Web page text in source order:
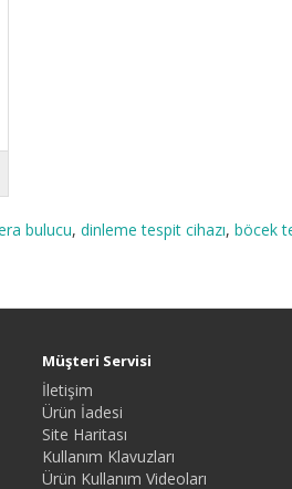
bulucu, dinleme tespit cihazı, böcek
Müşteri Servisi
İletişim
Ürün İadesi
Site Haritası
Kullanım Klavuzları
Ürün Kullanım Videoları